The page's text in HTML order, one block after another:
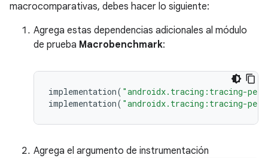
macrocomparativas, debes hacer lo siguiente:
Agrega estas dependencias adicionales al módulo
de prueba Macrobenchmark:
implementation( "androidx.tracing:tracing-
implementation( "androidx.tracing:tracing-
Agrega el argumento de instrumentación